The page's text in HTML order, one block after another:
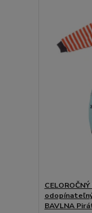
BAVLNA